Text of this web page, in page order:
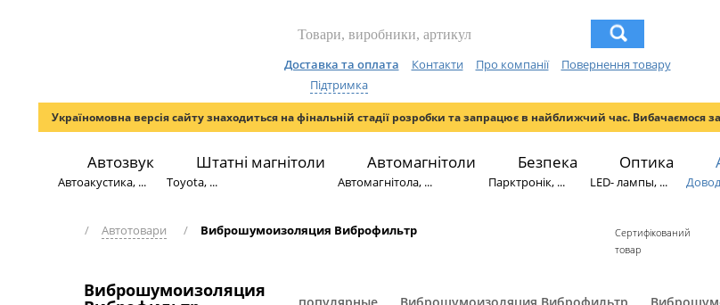
Доставка та оплата Контакти Про компанії
Повернення товару
Підтримка
Україномовна версія сайту знаходиться на фінальній стадії розробки та запрацює в найближчий час. Вибачаємося
Автозвук
Автоакустика, ...
Штатні магнітоли
Toyota, ...
Автомагнітоли
Автомагнітола, ...
Безпека
Парктронік, ...
Оптика
LED- лампы, ...
/ Автотовари / Виброшумоизоляция Виброфильтр
Сертифікований
товар
Виброшумоизоляция